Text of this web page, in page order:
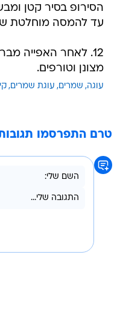
עד להמסה מוחלטת של
12. לאחר האפייה
מצונן וטורפים.
עוגה שמרים עוגת שמרים
טרם התפרסמו